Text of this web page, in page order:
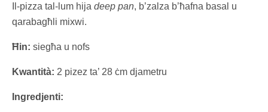
Il-pizza tal-lum hija deep pan, b’zalza b’ħafna basal u
qarabagħli mixwi.
Ħin: siegħa u nofs
Kwantità: 2 pizez ta’ 28 ċm djametru
Ingredjenti: